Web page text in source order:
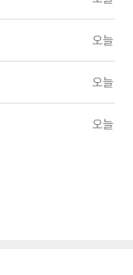
오늘
오늘
오늘